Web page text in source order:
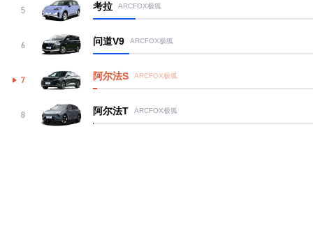
5 考拉 ARCFOX极狐
6 问道V9 ARCFOX极狐
7 阿尔法S ARCFOX极狐
8 阿尔法T ARCFOX极狐